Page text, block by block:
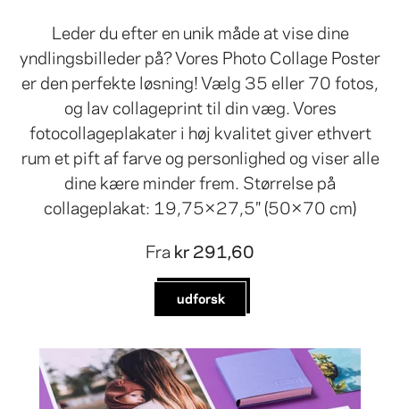
Leder du efter en unik måde at vise dine
yndlingsbilleder på? Vores Photo Collage Poster
er den perfekte løsning! Vælg 35 eller 70 fotos,
og lav collageprint til din væg. Vores
fotocollageplakater i høj kvalitet giver ethvert
rum et pift af farve og personlighed og viser alle
dine kære minder frem. Størrelse på
collageplakat: 19,75×27,5″ (50×70 cm)
Fra kr 291,60
udforsk